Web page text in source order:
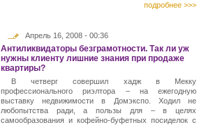
подробнее >>>
Апрель 16, 2008 - 00:36
Антиликвидаторы безграмотности. Так ли уж
нужны клиенту лишние знания при продаже
квартиры?
В четверг совершил хадж в Мекку
профессионального риэлтора – на ежегодную
выставку недвижимости в Домэкспо. Ходил не
любопытства ради, а пользы для – в целях
самообразования и кофейно-буфетных посиделок с